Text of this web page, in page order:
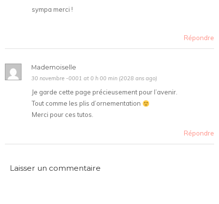
sympa merci !
Répondre
Mademoiselle
30 novembre -0001 at 0 h 00 min (2028 ans ago)
Je garde cette page précieusement pour l’avenir.
Tout comme les plis d’ornementation
Merci pour ces tutos.
Répondre
Laisser un commentaire